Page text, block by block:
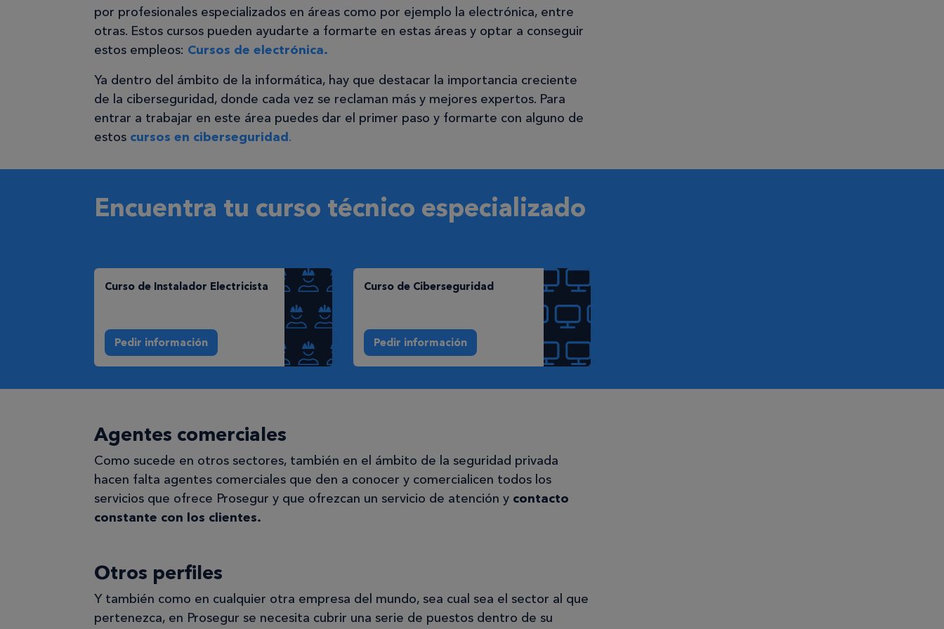
por profesionales especializados en áreas como por ejemplo la electrónica, entre
otras. Estos cursos pueden ayudarte a formarte en estas áreas y optar a conseguir
estos empleos: Cursos de electrónica.
Ya dentro del ámbito de la informática, hay que destacar la importancia creciente
de la ciberseguridad, donde cada vez se reclaman más y mejores expertos. Para
entrar a trabajar en este área puedes dar el primer paso y formarte con alguno de
estos cursos en ciberseguridad.
Encuentra tu curso técnico especializado
Curso de Instalador Electricista
Pedir información
Curso de Ciberseguridad
Pedir información
Agentes comerciales
Como sucede en otros sectores, también en el ámbito de la seguridad privada
hacen falta agentes comerciales que den a conocer y comercialicen todos los
servicios que ofrece Prosegur y que ofrezcan un servicio de atención y contacto
constante con los clientes.
Otros perfiles
Y también como en cualquier otra empresa del mundo, sea cual sea el sector al que
pertenezca, en Prosegur se necesita cubrir una serie de puestos dentro de su